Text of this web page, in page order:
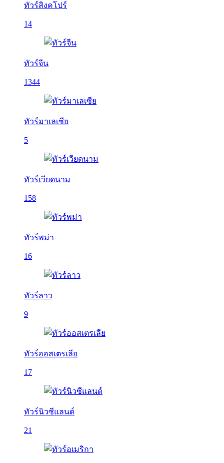
ทัวร์สิงคโปร์
14
ทัวร์จีน
1344
ทัวร์มาเลเซีย
5
ทัวร์เวียดนาม
158
ทัวร์พม่า
16
ทัวร์ลาว
9
ทัวร์ออสเตรเลีย
17
ทัวร์นิวซีแลนด์
21